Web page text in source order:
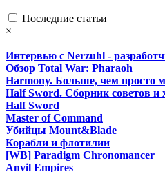
Последние статьи
×
Интервью с Nerzuhl -
Обзор Total War: Pharaoh
Harmony. Больше, чем просто
Half Sword. Сборник советов и
Half Sword
Master of Command
Убийцы Mount&Blade
Корабли и флотилии
[WB] Paradigm Chronomancer
Anvil Empires